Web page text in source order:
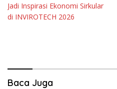
Jadi Inspirasi Ekonomi Sirkular
di INVIROTECH 2026
Baca Juga